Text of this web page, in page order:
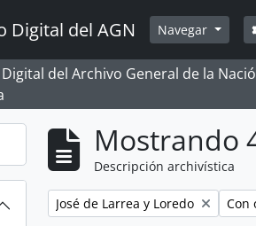
Digital del AGN Navegar
del Archivo General de la
Mostrando
Descripción archivística
Remove filter:
José de Larrea y Loredo Con